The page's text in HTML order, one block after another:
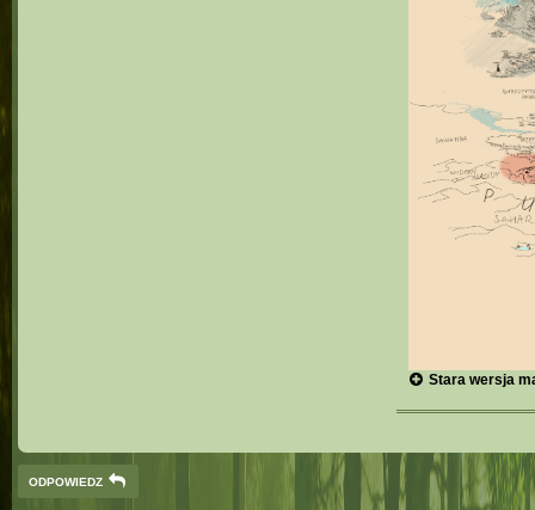
Stara wersja
ODPOWIEDZ